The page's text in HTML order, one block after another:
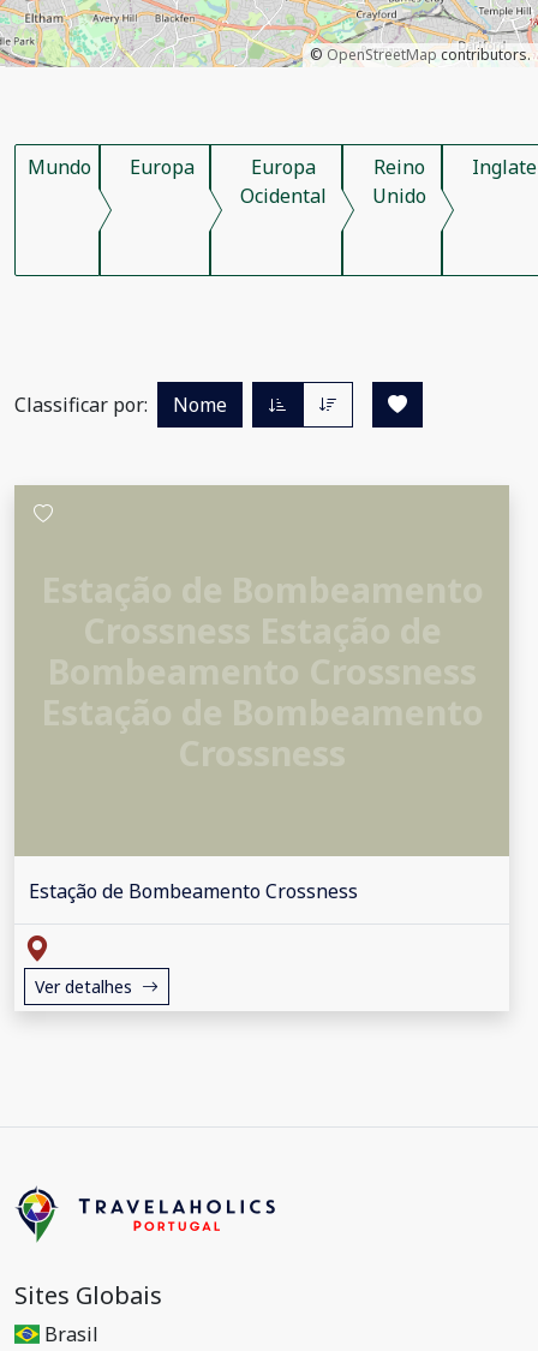
© OpenStreetMapcontributors.
Mundo Europa
Europa
Ocidental
Reino
Unido
Classificar por: Nome
Estação de Bombeamento Crossness
Ver detalhes
Sites Globais
Brasil